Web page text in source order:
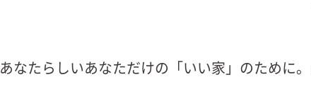
あなたらしいあなただけの「いい家」のために